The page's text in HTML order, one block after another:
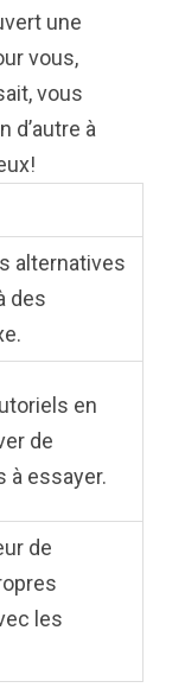
une
vous,
vous
d’autre à
alternatives
des
en
de
à essayer.
de
les